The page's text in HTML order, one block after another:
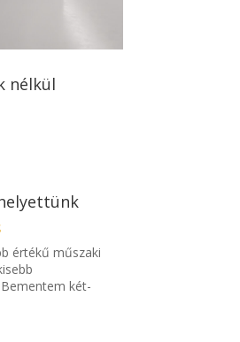
nélkül
értékű műszaki
két-